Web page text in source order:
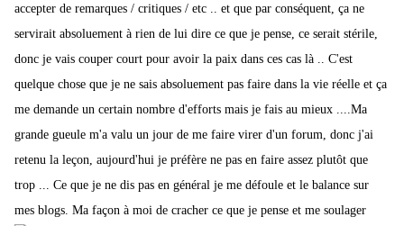
accepter de remarques / critiques / etc .. et que par conséquent, ça ne
servirait absoluement à rien de lui dire ce que je pense, ce serait stérile,
donc je vais couper court pour avoir la paix dans ces cas là .. C'est
quelque chose que je ne sais absoluement pas faire dans la vie réelle et ça
me demande un certain nombre d'efforts mais je fais au mieux ....Ma
grande gueule m'a valu un jour de me faire virer d'un forum, donc j'ai
retenu la leçon, aujourd'hui je préfère ne pas en faire assez plutôt que
trop ... Ce que je ne dis pas en général je me défoule et le balance sur
mes blogs. Ma façon à moi de cracher ce que je pense et me soulager